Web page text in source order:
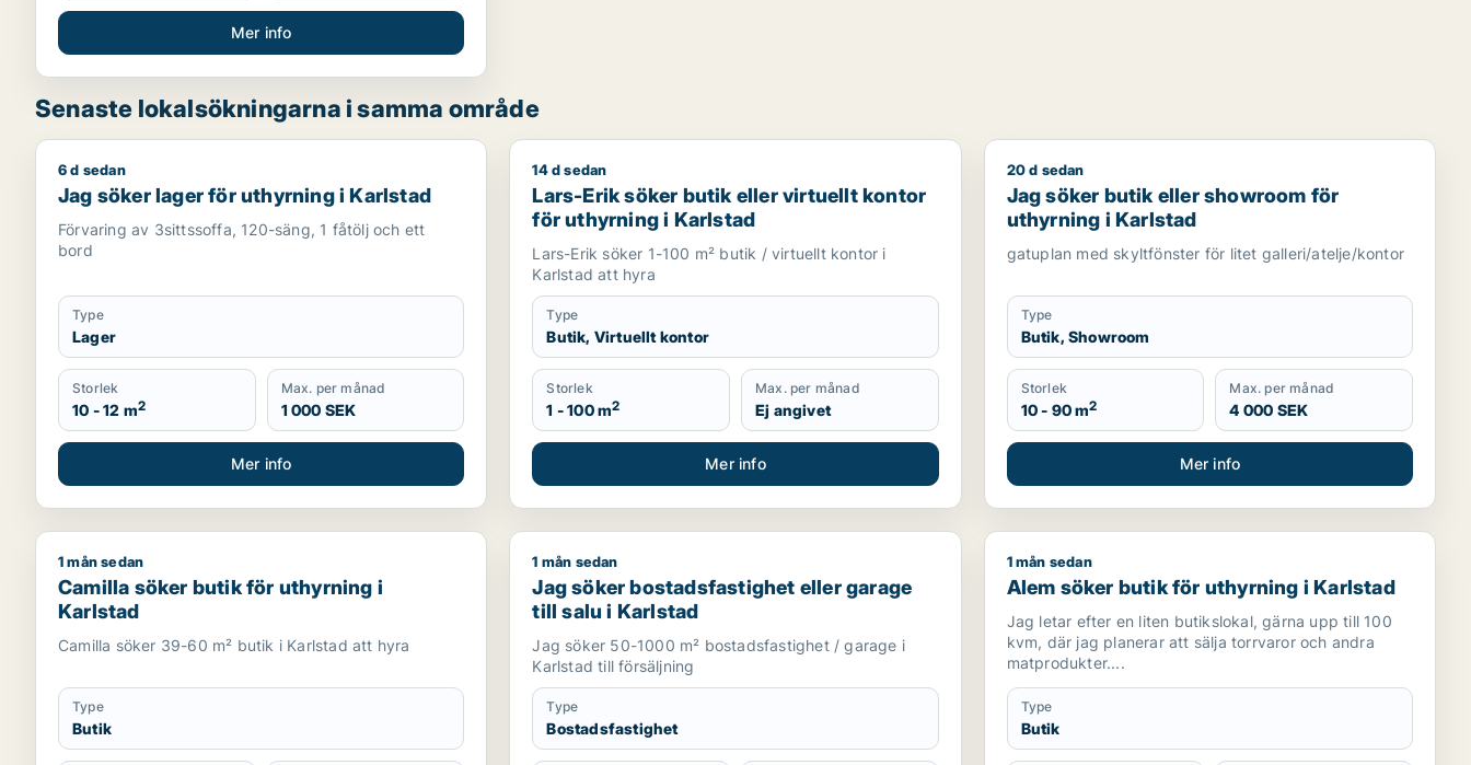
Mer info
Senaste lokalsökningarna i samma område
Jag söker lager för uthyrning i Karlstad
6 d sedan
Jag söker lager för uthyrning i Karlstad
Förvaring av 3sittssoffa, 120-säng, 1 fåtölj och ett
bord
Type
Lager
Storlek
10 - 12 m2
Max. per månad
1 000 SEK
Mer info
Lars-Erik söker butik eller virtuellt kontor för uthyrning i Karlstad
14 d sedan
Lars-Erik söker butik eller virtuellt kontor
för uthyrning i Karlstad
Lars-Erik söker 1-100 m² butik / virtuellt kontor i
Karlstad att hyra
Type
Butik, Virtuellt kontor
Storlek
1 - 100 m2
Max. per månad
Ej angivet
Mer info
Jag söker butik eller showroom för uthyrning i
20 d sedan
Jag söker butik eller showroom för
uthyrning i Karlstad
gatuplan med skyltfönster för litet galleri/atelje/kontor
Type
Butik, Showroom
Storlek
10 - 90 m2
Max. per månad
4 000 SEK
Mer info
Camilla söker butik för uthyrning i Karlstad
1 mån sedan
Camilla söker butik för uthyrning i
Karlstad
Camilla söker 39-60 m² butik i Karlstad att hyra
Type
Butik
Jag söker bostadsfastighet eller garage till salu i Karlstad
1 mån sedan
Jag söker bostadsfastighet eller garage
till salu i Karlstad
Jag söker 50-1000 m² bostadsfastighet / garage i
Karlstad till försäljning
Type
Bostadsfastighet
Alem söker butik för uthyrning i Karlstad
1 mån sedan
Alem söker butik för uthyrning i Karlstad
Jag letar efter en liten butikslokal, gärna upp till 100
kvm, där jag planerar att sälja torrvaror och andra
matprodukter....
Type
Butik